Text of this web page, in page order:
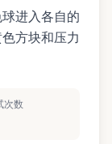
进入各自的
方块和压力
次数